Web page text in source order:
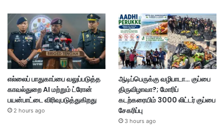
எல்லைப் பாதுகாப்பை வலுப்படுத்த
காவல்துறை AI மற்றும் ட்ரோன்
பயன்பாட்டை விரிவுபடுத்துகிறது
2 hours ago
ஆடிப்பெருக்கு வழிபாடா… குப்பை
திருவிழாவா?; மோரிப்
கடற்கரையிம் 3000 லிட்டர் குப்பை
சேகரிப்பு
3 hours ago